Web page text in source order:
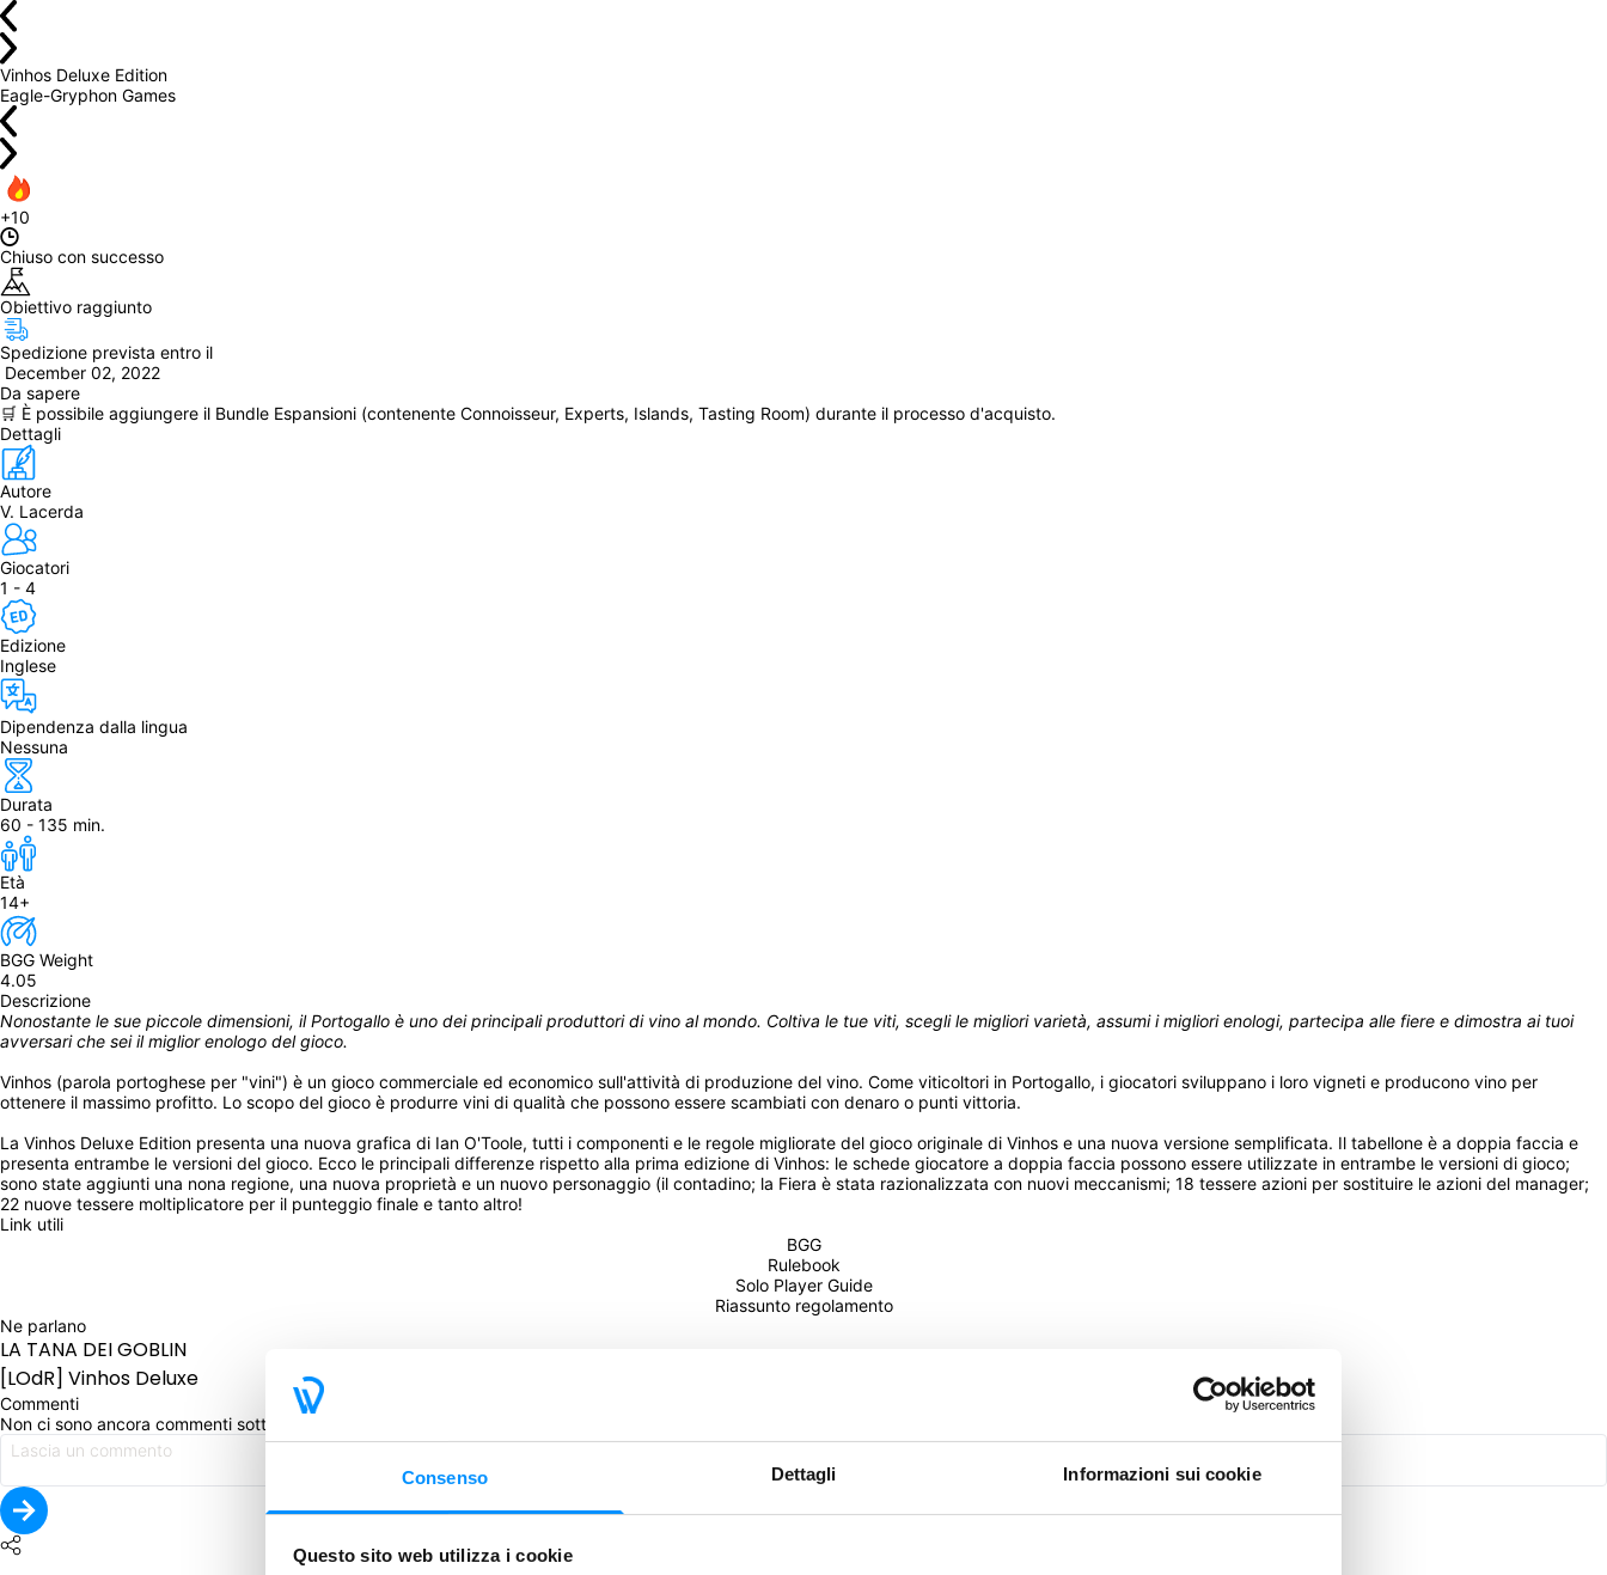
Consenso Dettagli Informazioni sui cookie
Questo sito web utilizza i cookie
Vinhos Deluxe Edition
Eagle-Gryphon Games
+10
Chiuso con successo
Obiettivo raggiunto
Spedizione prevista entro il
December 02, 2022
Da sapere
🛒 È possibile aggiungere il Bundle Espansioni (contenente Connoisseur, Experts, Islands, Tasting Room) durante il processo d'acquisto.
Dettagli
Autore
V. Lacerda
Giocatori
1 - 4
Edizione
Inglese
Dipendenza dalla lingua
Nessuna
Durata
60 - 135 min.
Età
14+
BGG Weight
4.05
Descrizione
Nonostante le sue piccole dimensioni, il Portogallo è uno dei principali produttori di vino al mondo. Coltiva le tue viti, scegli le migliori varietà, assumi i migliori enologi, partecipa alle fiere e dimostra ai tuoi
avversari che sei il miglior enologo del gioco.
Vinhos (parola portoghese per "vini") è un gioco commerciale ed economico sull'attività di produzione del vino. Come viticoltori in Portogallo, i giocatori sviluppano i loro vigneti e producono vino per
ottenere il massimo profitto. Lo scopo del gioco è produrre vini di qualità che possono essere scambiati con denaro o punti vittoria.
La Vinhos Deluxe Edition presenta una nuova grafica di Ian O'Toole, tutti i componenti e le regole migliorate del gioco originale di Vinhos e una nuova versione semplificata. Il tabellone è a doppia faccia e
presenta entrambe le versioni del gioco. Ecco le principali differenze rispetto alla prima edizione di Vinhos: le schede giocatore a doppia faccia possono essere utilizzate in entrambe le versioni di gioco;
sono state aggiunti una nona regione, una nuova proprietà e un nuovo personaggio (il contadino; la Fiera è stata razionalizzata con nuovi meccanismi; 18 tessere azioni per sostituire le azioni del manager;
22 nuove tessere moltiplicatore per il punteggio finale e tanto altro!
Link utili
BGG
Rulebook
Solo Player Guide
Riassunto regolamento
Ne parlano
LA TANA DEI GOBLIN
[LOdR] Vinhos Deluxe
Commenti
Non ci sono ancora commenti sotto questo post. Commenta per primo!